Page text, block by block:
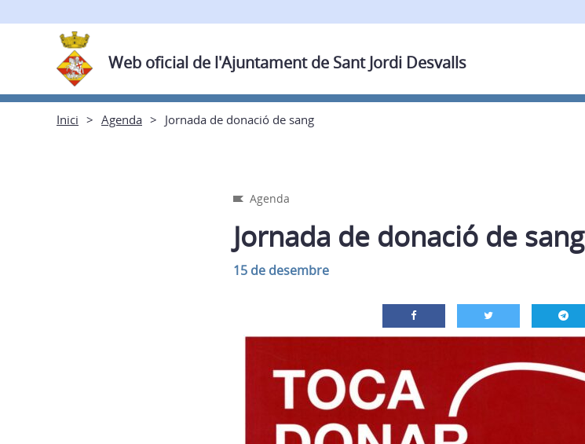
Web oficial de l'Ajuntament de Sant Jordi Desvalls
Inici Agenda Jornada de donació de sang
Agenda
Jornada de donació de sang
15 de desembre